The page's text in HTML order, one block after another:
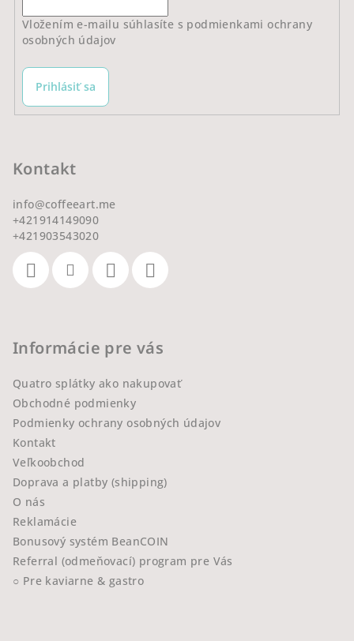
Vložením e-mailu súhlasíte s podmienkami ochrany
osobných údajov
Prihlásiť sa
Kontakt
info@coffeeart.me
+421914149090
+421903543020
Informácie pre vás
Quatro splátky ako nakupovať
Obchodné podmienky
Podmienky ochrany osobných údajov
Kontakt
Veľkoobchod
Doprava a platby (shipping)
O nás
Reklamácie
Bonusový systém BeanCOIN
Referral (odmeňovací) program pre Vás
○ Pre kaviarne & gastro